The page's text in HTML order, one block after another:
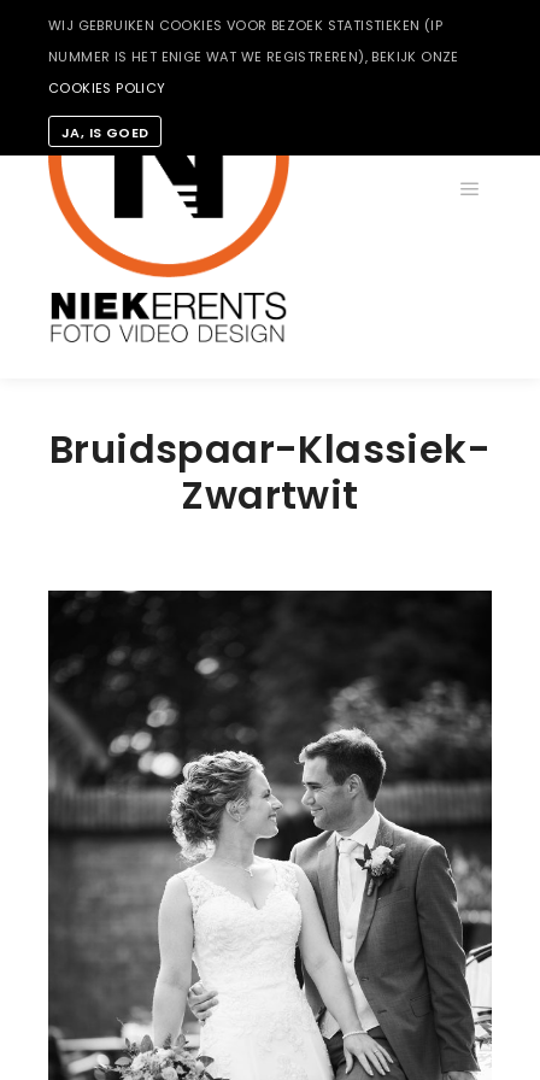
Bruidspaar-Klassiek-
Zwartwit
WIJ GEBRUIKEN COOKIES VOOR BEZOEK STATISTIEKEN (IP
NUMMER IS HET ENIGE WAT WE REGISTREREN), BEKIJK ONZE
COOKIES POLICY
JA, IS GOED